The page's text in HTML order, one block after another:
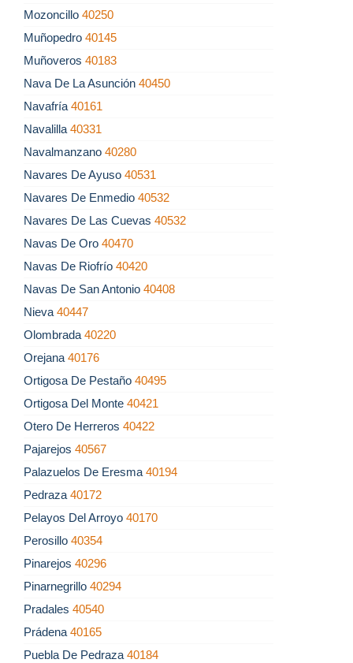
Mozoncillo 40250
Muñopedro 40145
Muñoveros 40183
Nava De La Asunción 40450
Navafría 40161
Navalilla 40331
Navalmanzano 40280
Navares De Ayuso 40531
Navares De Enmedio 40532
Navares De Las Cuevas 40532
Navas De Oro 40470
Navas De Riofrío 40420
Navas De San Antonio 40408
Nieva 40447
Olombrada 40220
Orejana 40176
Ortigosa De Pestaño 40495
Ortigosa Del Monte 40421
Otero De Herreros 40422
Pajarejos 40567
Palazuelos De Eresma 40194
Pedraza 40172
Pelayos Del Arroyo 40170
Perosillo 40354
Pinarejos 40296
Pinarnegrillo 40294
Pradales 40540
Prádena 40165
Puebla De Pedraza 40184